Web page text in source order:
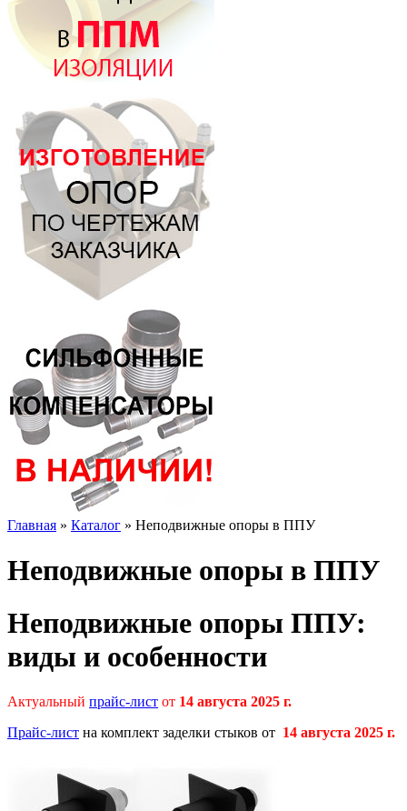
Главная » Каталог » Неподвижные опоры в ППУ
Неподвижные опоры в ППУ
Неподвижные опоры ППУ:
виды и особенности
Актуальный прайс-лист от 14 августа 2025 г.
Прайс-лист на комплект заделки стыков от 14 августа 2025 г.